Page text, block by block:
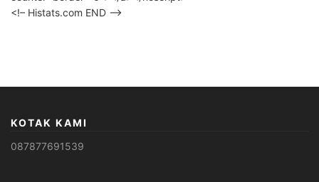
<!– Histats.com END –>
KOTAK KAMI
087877691539